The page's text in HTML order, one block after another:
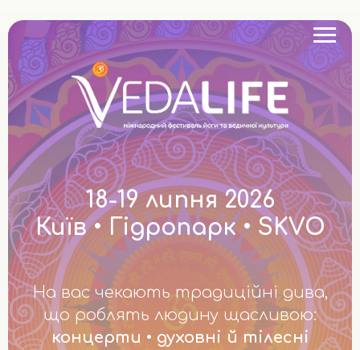
18-19 липня 2026
Київ • Гідропарк • SKVO
На вас чекають традиційні дива,
що роблять людину щасливою:
концерти • духовні й тілесні